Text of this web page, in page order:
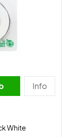
Info
White